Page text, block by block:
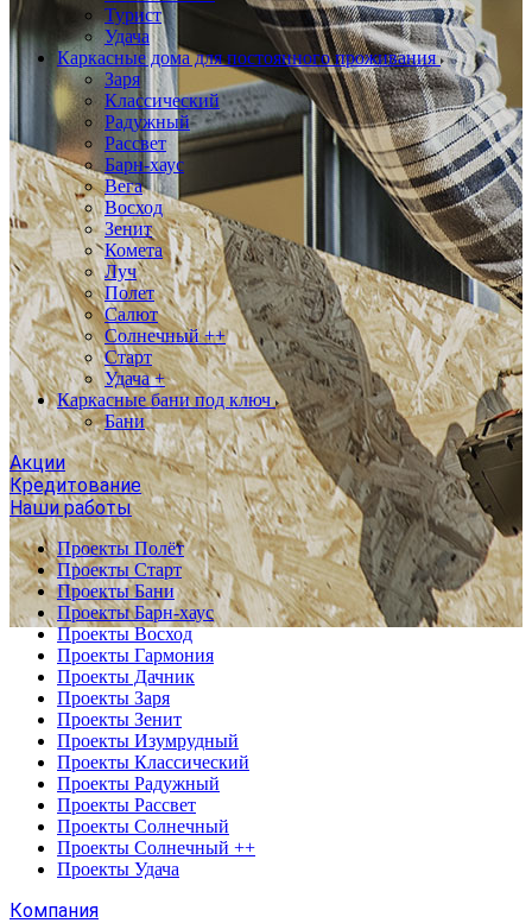
Турист
Удача
Каркасные дома для постоянного проживания
Заря
Классический
Радужный
Рассвет
Барн-хаус
Вега
Восход
Зенит
Комета
Луч
Полет
Салют
Солнечный ++
Старт
Удача +
Каркасные бани под ключ
Бани
Акции
Кредитование
Наши работы
Проекты Полёт
Проекты Старт
Проекты Бани
Проекты Барн-хаус
Проекты Восход
Проекты Гармония
Проекты Дачник
Проекты Заря
Проекты Зенит
Проекты Изумрудный
Проекты Классический
Проекты Радужный
Проекты Рассвет
Проекты Солнечный
Проекты Солнечный ++
Проекты Удача
Компания